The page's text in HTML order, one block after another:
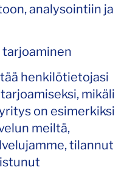
analysointiin ja
henkilötietojasi
mikäli
on esimerkiksi
meiltä,
tilannut